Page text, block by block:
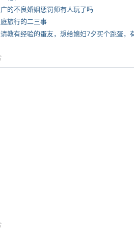
的不良婚姻惩罚师有人玩了吗
旅行的二三事